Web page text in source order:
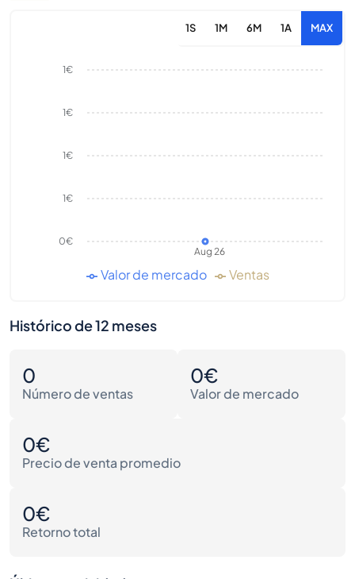
1S 1M 6M 1A MAX
Aug 26
0€
1€
1€
1€
1€
Valor de mercado Ventas
Histórico de 12 meses
0
Número de ventas
0€
Valor de mercado
0€
Precio de venta promedio
0€
Retorno total